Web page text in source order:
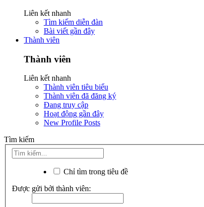
Liên kết nhanh
Tìm kiếm diễn đàn
Bài viết gần đây
Thành viên
Thành viên
Liên kết nhanh
Thành viên tiêu biểu
Thành viên đã đăng ký
Đang truy cập
Hoạt động gần đây
New Profile Posts
Tìm kiếm
Chỉ tìm trong tiêu đề
Được gửi bởi thành viên: